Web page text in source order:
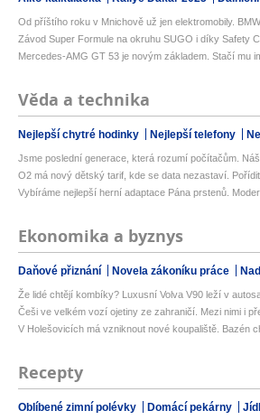
Od příštího roku v Mnichově už jen elektromobily.
Závod Super Formule na okruhu SUGO i díky Safety
Mercedes-AMG GT 53 je novým základem. Stačí mu
Věda a technika
Nejlepší chytré hodinky Nejlepší telefony
Jsme poslední generace, která rozumí počítačům.
O2 má nový dětský tarif, kde se data nezastaví.
Vybíráme nejlepší herní adaptace Pána prstenů.
Ekonomika a byznys
Daňové přiznání Novela zákoníku práce
Že lidé chtějí kombíky? Luxusní Volva V90 leží v
Češi ve velkém vozí ojetiny ze zahraničí. Mezi nimi i
V Holešovicích má vzniknout nové koupaliště. Bazén
Recepty
Oblíbené zimní polévky Domácí pekárny